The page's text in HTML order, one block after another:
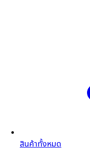
สินค้าทั้งหมด